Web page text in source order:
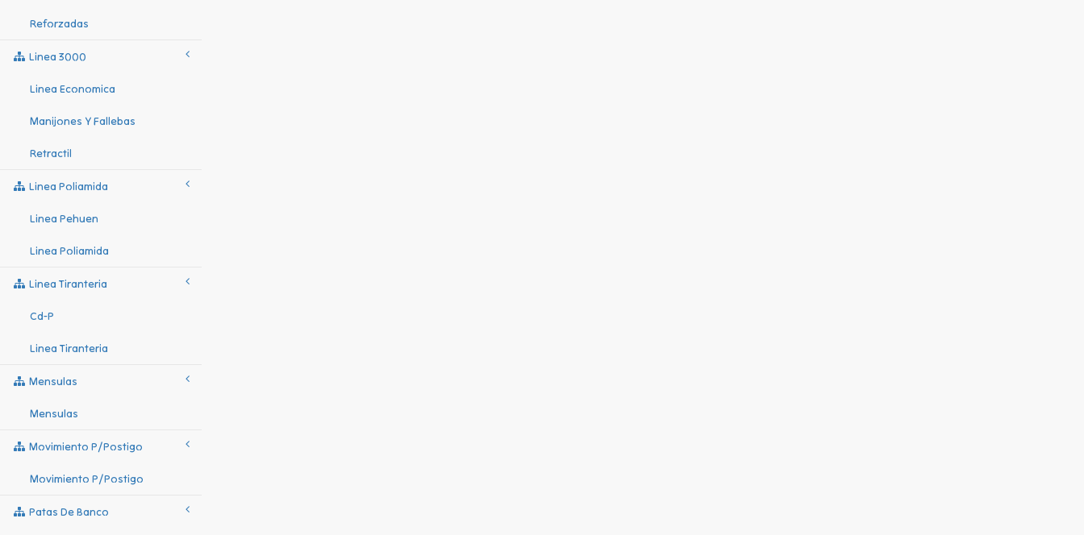
Reforzadas
Linea 3000
Linea Economica
Manijones Y Fallebas
Retractil
Linea Poliamida
Linea Pehuen
Linea Poliamida
Linea Tiranteria
Cd-P
Linea Tiranteria
Mensulas
Mensulas
Movimiento P/postigo
Movimiento P/postigo
Patas De Banco